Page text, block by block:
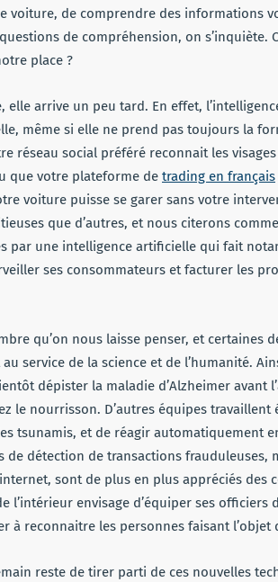
voiture, de comprendre des informations
de compréhension, on s’inquiète.
place ?
elle arrive un peu tard. En effet,
même si elle ne prend pas toujours la
réseau social préféré reconnait les
que votre plateforme de trading en français
voiture puisse se garer sans votre
que d’autres, et nous citerons
par une intelligence artificielle qui fait
ses consommateurs et facturer les
qu’on nous laisse penser, et certaines
service de la science et de l’humanité.
dépister la maladie d’Alzheimer avant
le nourrisson. D’autres équipes
tsunamis, et de réagir automatiquement
détection de transactions frauduleuses,
sont de plus en plus appréciés des
l’intérieur envisage d’équiper ses officiers
à reconnaitre les personnes faisant l’objet
reste de tirer parti de ces nouvelles